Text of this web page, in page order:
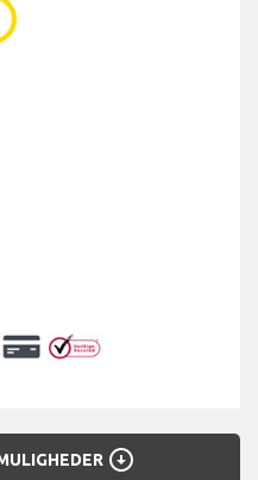
arrow_circle_down